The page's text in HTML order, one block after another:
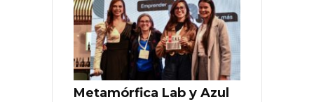
Metamórfica Lab y Azul